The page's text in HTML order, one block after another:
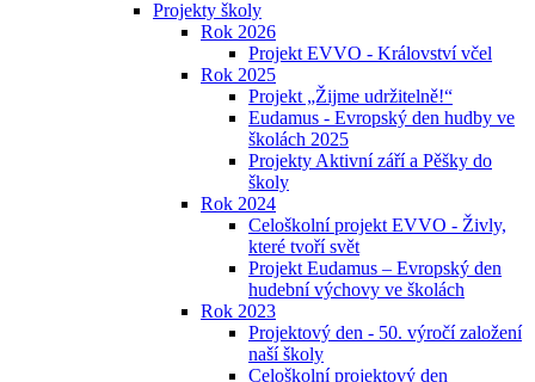
Projekty školy
Rok 2026
Projekt EVVO - Království včel
Rok 2025
Projekt „Žijme udržitelně!“
Eudamus - Evropský den hudby ve
školách 2025
Projekty Aktivní září a Pěšky do
školy
Rok 2024
Celoškolní projekt EVVO - Živly,
které tvoří svět
Projekt Eudamus – Evropský den
hudební výchovy ve školách
Rok 2023
Projektový den - 50. výročí založení
naší školy
Celoškolní projektový den